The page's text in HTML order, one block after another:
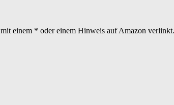
einem * oder einem Hinweis auf Amazon